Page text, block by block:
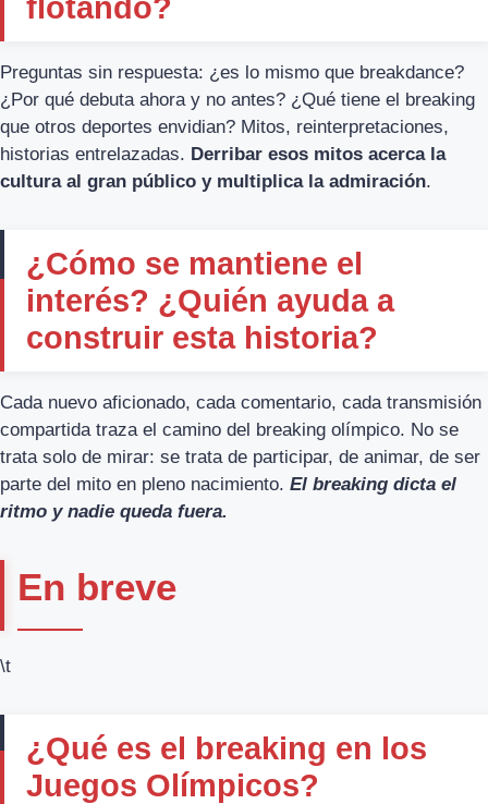
flotando?
Preguntas sin respuesta: ¿es lo mismo que breakdance?
¿Por qué debuta ahora y no antes? ¿Qué tiene el breaking
que otros deportes envidian? Mitos, reinterpretaciones,
historias entrelazadas. Derribar esos mitos acerca la
cultura al gran público y multiplica la admiración.
¿Cómo se mantiene el
interés? ¿Quién ayuda a
construir esta historia?
Cada nuevo aficionado, cada comentario, cada transmisión
compartida traza el camino del breaking olímpico. No se
trata solo de mirar: se trata de participar, de animar, de ser
parte del mito en pleno nacimiento. El breaking dicta el
ritmo y nadie queda fuera.
En breve
\t
¿Qué es el breaking en los
Juegos Olímpicos?